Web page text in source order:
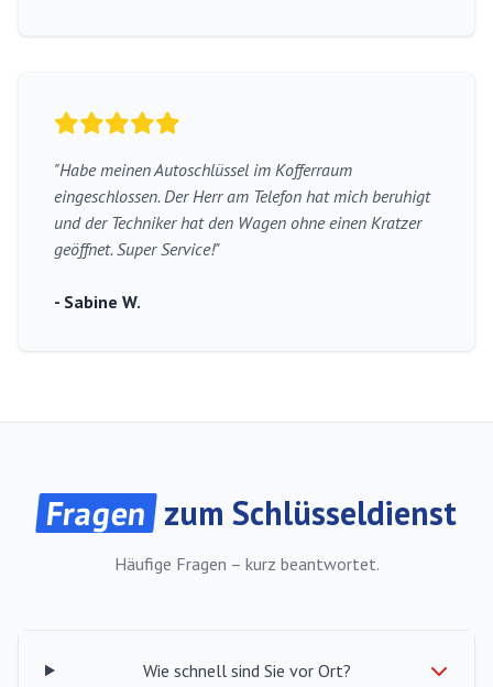
"Habe meinen Autoschlüssel im Kofferraum
eingeschlossen. Der Herr am Telefon hat mich beruhigt
und der Techniker hat den Wagen ohne einen Kratzer
geöffnet. Super Service!"
- Sabine W.
Fragen zum Schlüsseldienst
Häufige Fragen – kurz beantwortet.
Wie schnell sind Sie vor Ort?